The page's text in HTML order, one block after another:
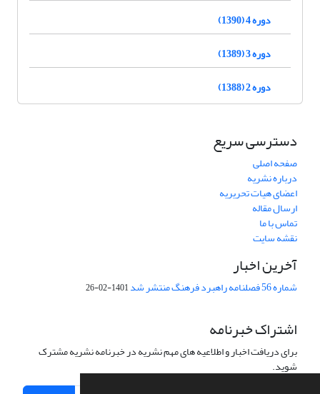
دوره 4 (1390)
دوره 3 (1389)
دوره 2 (1388)
دسترسی سریع
صفحه اصلی
درباره نشریه
اعضای هیات تحریریه
ارسال مقاله
تماس با ما
نقشه سایت
آخرین اخبار
شماره 56 فصلنامه راهبرد فرهنگ منتشر شد 1401-02-26
اشتراک خبرنامه
برای دریافت اخبار و اطلاعیه های مهم نشریه در خبرنامه نشریه مشترک
شوید.